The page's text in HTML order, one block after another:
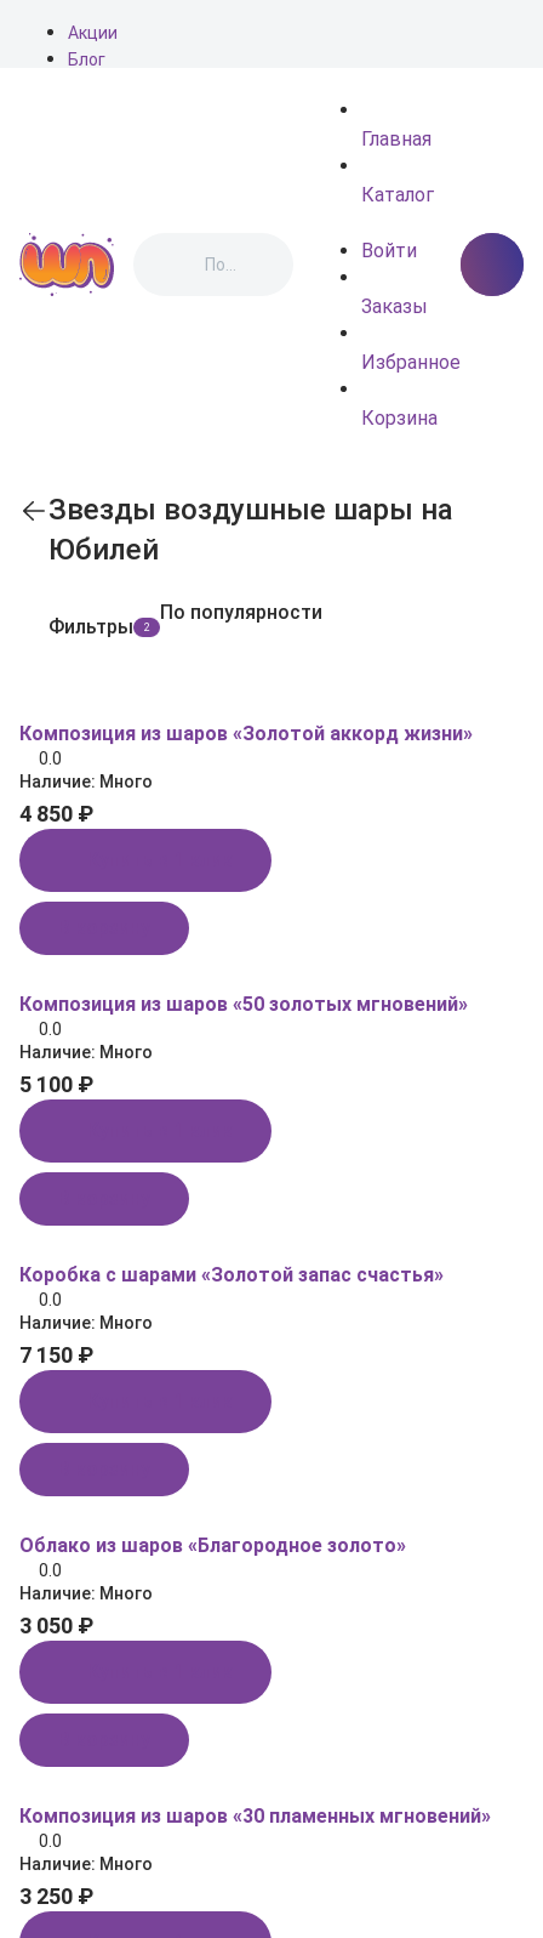
Акции
Блог
Главная
Каталог
Войти
Заказы
Избранное
Корзина
Звезды воздушные шары на
Юбилей
Фильтры 2
По популярности
Композиция из шаров «Золотой аккорд жизни»
0.0
Наличие: Много
4 850 ₽
Композиция из шаров «50 золотых мгновений»
0.0
Наличие: Много
5 100 ₽
Коробка с шарами «Золотой запас счастья»
0.0
Наличие: Много
7 150 ₽
Облако из шаров «Благородное золото»
0.0
Наличие: Много
3 050 ₽
Композиция из шаров «30 пламенных мгновений»
0.0
Наличие: Много
3 250 ₽